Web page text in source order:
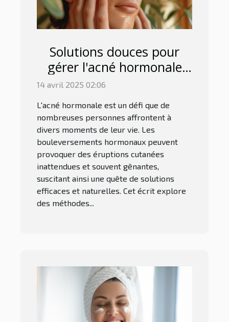
Solutions douces pour
gérer l'acné hormonale
naturellement
14 avril 2025 02:06
L'acné hormonale est un défi que de
nombreuses personnes affrontent à
divers moments de leur vie. Les
bouleversements hormonaux peuvent
provoquer des éruptions cutanées
inattendues et souvent gênantes,
suscitant ainsi une quête de solutions
efficaces et naturelles. Cet écrit explore
des méthodes...